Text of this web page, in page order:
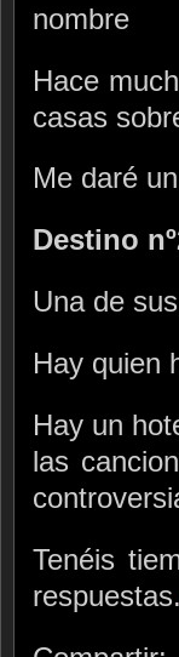
nombre
Hace
casas
Me daré
Destino
Una de
Hay quien
Hay un
las
Tenéis
respuestas.